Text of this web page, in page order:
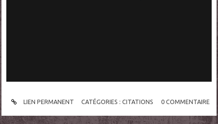
LIEN PERMANENT CATÉGORIES :CITATIONS 0 COMMENTAIRE